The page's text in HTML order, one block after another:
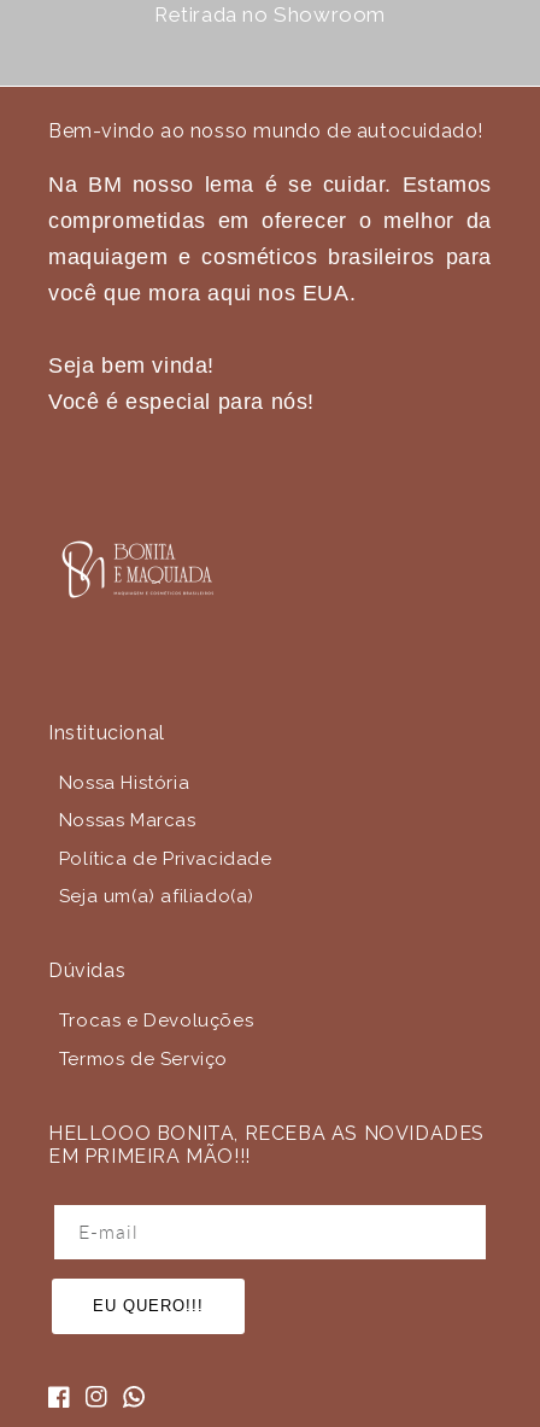
Retirada no Showroom
Bem-vindo ao nosso mundo de autocuidado!
Na BM nosso lema é se cuidar. Estamos
comprometidas em oferecer o melhor da
maquiagem e cosméticos brasileiros para
você que mora aqui nos EUA.
Seja bem vinda!
Você é especial para nós!
Institucional
Nossa História
Nossas Marcas
Política de Privacidade
Seja um(a) afiliado(a)
Dúvidas
Trocas e Devoluções
Termos de Serviço
HELLOOO BONITA, RECEBA AS NOVIDADES
EM PRIMEIRA MÃO!!!
E-mail
EU QUERO!!!
Facebook
Instagram